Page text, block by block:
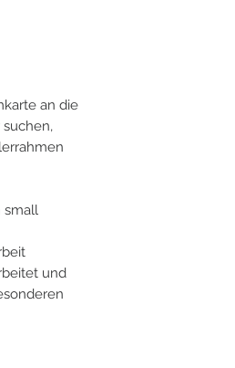
an die
small
und